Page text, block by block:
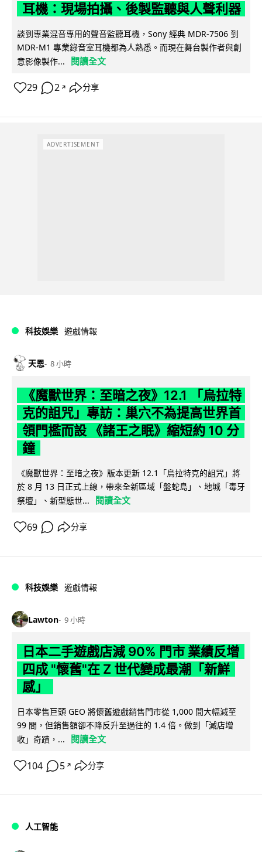
耳機：現場拍攝、後製監聽與人聲利器
談到專業混音專用的聲音監聽耳機，Sony 經典 MDR-7506 到
MDR-M1 專業錄音室耳機都為人熟悉。而現在舞台製作者與創
意影像製作...
閱讀全文
29 2 ↗ 分享
ADVERTISEMENT
科技娛樂 遊戲情報
天恩 8 小時
《魔獸世界：至暗之夜》12.1 「烏拉特
克的詛咒」專訪：巢穴不為提高世界首
領門檻而設 《諸王之眠》縮短約 10 分
鐘
《魔獸世界：至暗之夜》版本更新 12.1「烏拉特克的詛咒」將
於 8 月 13 日正式上線，帶來全新區域「盤蛇島」、地城「毒牙
祭壇」、新型態世...
閱讀全文
69 分享
科技娛樂 遊戲情報
Lawton 9 小時
日本二手遊戲店減 90% 門市 業績反增
四成 "懷舊"在 Z 世代變成最潮「新鮮
感」
日本零售巨頭 GEO 將懷舊遊戲銷售門市從 1,000 間大幅減至
99 間，但銷售額卻不降反升至過往的 1.4 倍。做到「減店增
收」奇蹟，...
閱讀全文
104 5 ↗ 分享
人工智能